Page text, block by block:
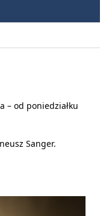
– od poniedziałku
Sanger.